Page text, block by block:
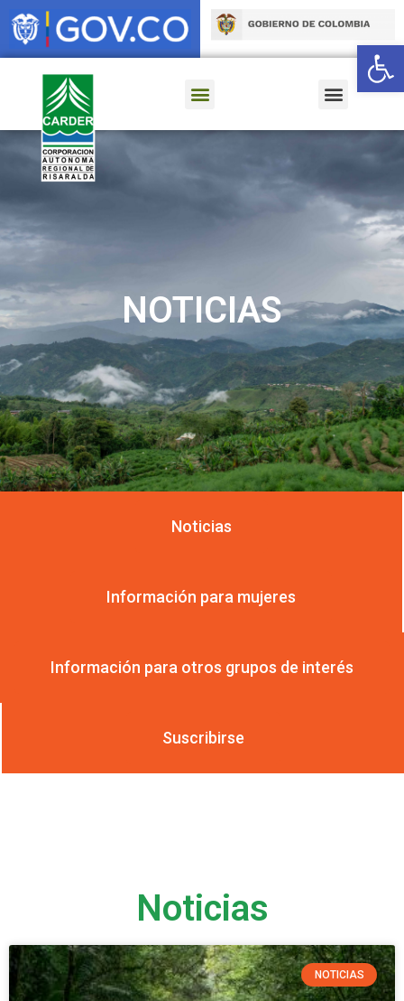
NOTICIAS
Noticias
Información para mujeres
Información para otros grupos de interés
Suscribirse
Noticias
NOTICIAS